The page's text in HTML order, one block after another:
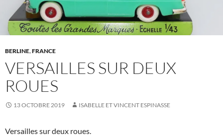
BERLINE,FRANCE
VERSAILLES SUR DEUX
ROUES
13 OCTOBRE 2019 ISABELLE ET VINCENT ESPINASSE
Versailles sur deux roues.